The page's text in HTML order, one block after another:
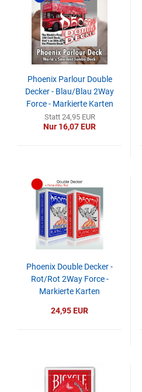
Phoenix Parlour Double
Decker - Blau/Blau 2Way
Force - Markierte Karten
Statt 24,95 EUR
Nur 16,07 EUR
Phoenix Double Decker -
Rot/Rot 2Way Force -
Markierte Karten
24,95 EUR